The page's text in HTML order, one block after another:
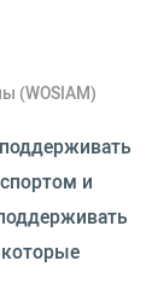
(WOSIAM)
и